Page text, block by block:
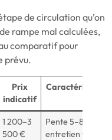
de circulation qu’on
rampe mal calculées,
comparatif pour
prévu.
Prix
indicatif
1 200–3
500 €
Pente 5–8%,
entretien faible,